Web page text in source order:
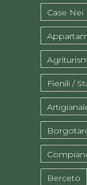
Case
Fienili /
Berceto